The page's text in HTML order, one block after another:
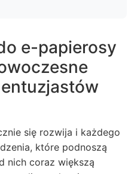
e-papierosy
się rozwija i każdego
które podnoszą
nich coraz większą